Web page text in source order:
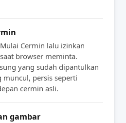
Cermin lalu izinkan
browser meminta.
yang sudah dipantulkan
muncul, persis seperti
cermin asli.
gambar